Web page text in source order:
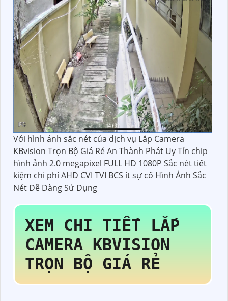
Với hình ảnh sắc nét của dịch vụ Lắp Camera
KBvision Trọn Bộ Giá Rẻ An Thành Phát Uy Tín chip
hình ảnh 2.0 megapixel FULL HD 1080P Sắc nét tiết
kiệm chi phí AHD CVI TVI BCS ít sự cố Hình Ảnh Sắc
Nét Dễ Dàng Sử Dụng
XEM CHI TIẾT LẮP
CAMERA KBVISION
TRỌN BỘ GIÁ RẺ